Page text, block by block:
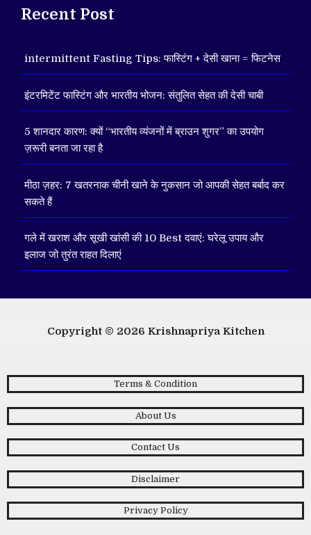
Recent Post
intermittent Fasting Tips: फास्टिंग + देसी खाना = फिटनेस
इंटरमिटेंट फास्टिंग और भारतीय भोजन: संतुलित सेहत की देसी चाबी
5 शानदार कारण: क्यों “भारतीय व्यंजनों में ब्राउन शुगर” का उपयोग
ज़रूरी बनता जा रहा है
मीठा ज़हर: 7 खतरनाक चीनी खाने के नुकसान जो आपकी सेहत बर्बाद कर
सकते हैं
गले में खराश और सूखी खांसी की 10 Best दवाएं: घरेलू उपाय और
इलाज जो तुरंत राहत दिलाएं
Copyright © 2026 Krishnapriya Kitchen
Terms & Condition
About Us
Contact Us
Disclaimer
Privacy Policy